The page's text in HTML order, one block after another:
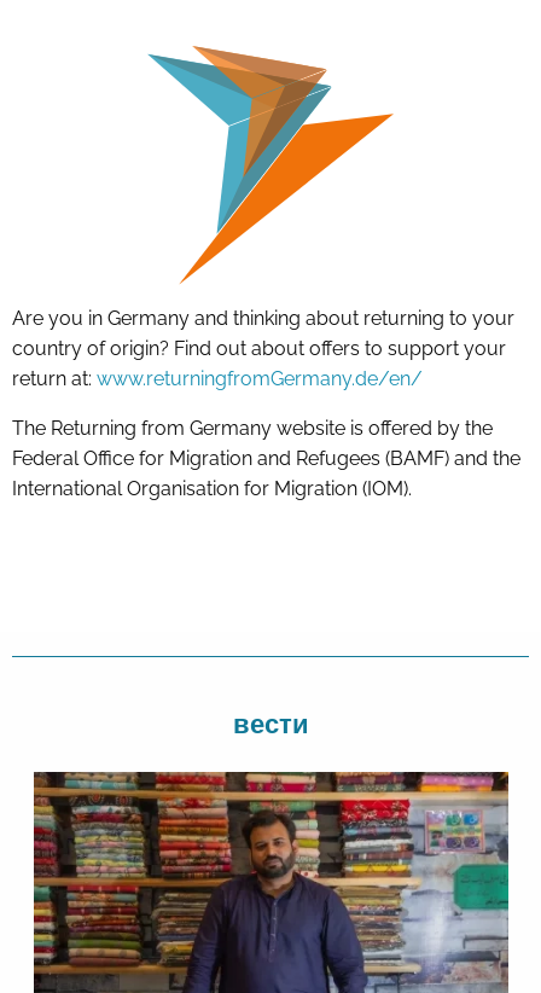
Are you in Germany and thinking about returning to your
country of origin? Find out about offers to support your
return at: www.returningfromGermany.de/en/
The Returning from Germany website is offered by the
Federal Office for Migration and Refugees (BAMF) and the
International Organisation for Migration (IOM).
вести